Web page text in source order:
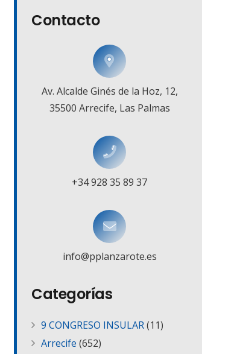
Contacto
Av. Alcalde Ginés de la Hoz, 12,
35500 Arrecife, Las Palmas
+34 928 35 89 37
info@pplanzarote.es
Categorías
9 CONGRESO INSULAR(11)
Arrecife (652)